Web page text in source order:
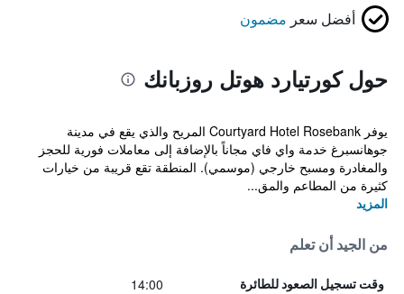
أفضل سعر مضمون
حول كورتيارد هوتل روزبانك
يوفر Courtyard Hotel Rosebank المريح والذي يقع في مدينة
جوهانسبرغ خدمة واي فاي مجاناً بالإضافة إلى معاملات فورية للحجز
والمغادرة ومسبح خارجي (موسمي). المنطقة تقع قريبة من خيارات
كثيرة من المطاعم والمق...
المزيد
من الجيد أن تعلم
وقت تسجيل الصعود للطائرة 14:00